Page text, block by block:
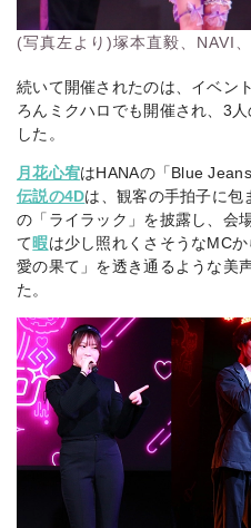
(写真左より)塚本直毅、NAVI
続いて開催されたのは、イベン
ろんミクハロでも開催され、3
した。
月花心宥はHANAの「Blue
伝説の4Dは、観客の手拍子に包
の「ライラック」を披露し、会
て暇は少し照れくさそうなMC
愛の果て」を透き通るような美
た。